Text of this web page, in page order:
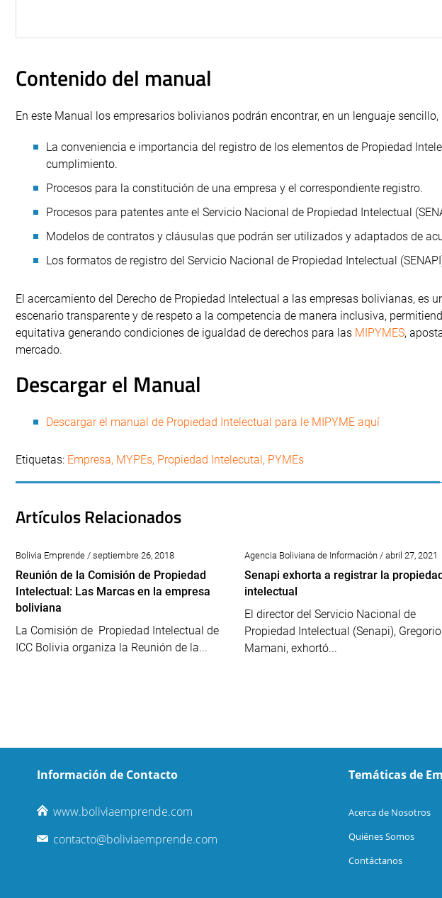
Contenido del manual
En este Manual los empresarios bolivianos podrán encontrar, en un lenguaje
La conveniencia e importancia del registro de los elementos de Propiedad
cumplimiento.
Procesos para la constitución de una empresa y el correspondiente registro.
Procesos para patentes ante el Servicio Nacional de Propiedad Intelectual
Modelos de contratos y cláusulas que podrán ser utilizados y adaptados de
Los formatos de registro del Servicio Nacional de Propiedad Intelectual
El acercamiento del Derecho de Propiedad Intelectual a las empresas bolivianas, es
escenario transparente y de respeto a la competencia de manera inclusiva,
equitativa generando condiciones de igualdad de derechos para las MIPYMES,
mercado.
Descargar el Manual
Descargar el manual de Propiedad Intelectual para le MIPYME aquí
Etiquetas: Empresa, MYPEs, Propiedad Intelecutal, PYMEs
Artículos Relacionados
Bolivia Emprende / septiembre 26, 2018
Reunión de la Comisión de Propiedad
Intelectual: Las Marcas en la empresa
boliviana
La Comisión de Propiedad Intelectual de
ICC Bolivia organiza la Reunión de la...
Agencia Boliviana de Información / abril 27, 2021
Senapi exhorta a registrar la
intelectual
El director del Servicio Nacional de
Propiedad Intelectual (Senapi), Gregorio
Mamani, exhortó...
Información de Contacto
www.boliviaemprende.com
contacto@boliviaemprende.com
Temáticas de
Acerca de Nosotros
Quiénes Somos
Contáctanos